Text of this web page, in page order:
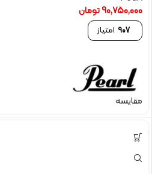
90,750,000تومان
907 امتیاز
مقایسه